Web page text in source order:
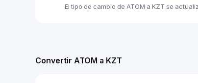
El tipo de cambio de ATOM a KZT se
Convertir ATOM a KZT